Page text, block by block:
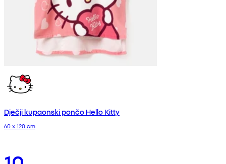
Dječji kupaonski pončo Hello Kitty
60 x 120 cm